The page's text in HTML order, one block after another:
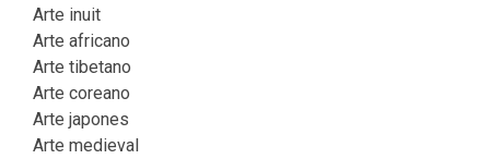
Arte inuit
Arte africano
Arte tibetano
Arte coreano
Arte japones
Arte medieval